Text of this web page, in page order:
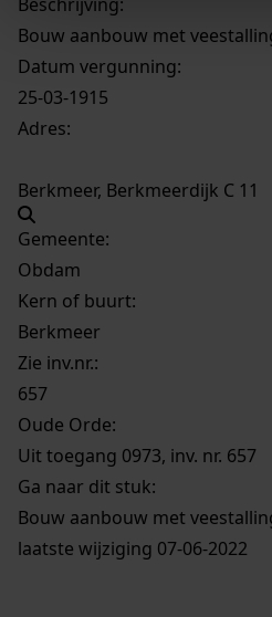
Bouw aanbouw met
Datum vergunning:
25-03-1915
Adres:
Berkmeer, Berkmeerdijk C 11
Gemeente:
Obdam
Kern of buurt:
Berkmeer
Zie inv.nr.:
657
Oude Orde:
Uit toegang 0973, inv. nr. 657
Ga naar dit stuk:
Bouw aanbouw met
laatste wijziging 07-06-2022